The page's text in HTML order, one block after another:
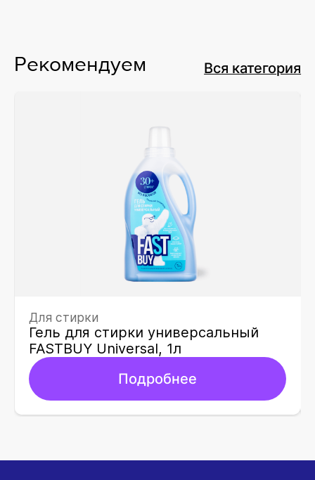
Рекомендуем Вся категория
Для стирки
Гель для стирки универсальный
FASTBUY Universal, 1л
Подробнее